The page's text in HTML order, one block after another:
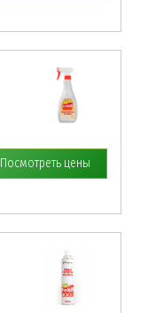
Посмотреть цены